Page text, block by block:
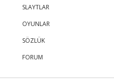
SLAYTLAR
OYUNLAR
SÖZLÜK
FORUM